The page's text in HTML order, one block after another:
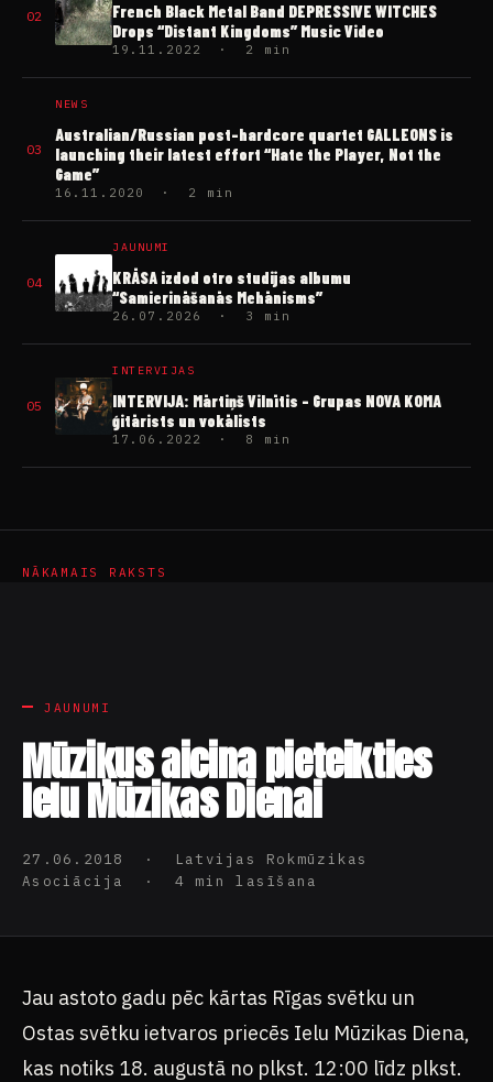
02
French Black Metal Band DEPRESSIVE WITCHES
Drops “Distant Kingdoms” Music Video
19.11.2022 · 2 min
03
NEWS
Australian/Russian post-hardcore quartet GALLEONS is
launching their latest effort “Hate the Player, Not the
Game”
16.11.2020 · 2 min
04
JAUNUMI
KRĀSA izdod otro studijas albumu
“Samierināšanās Mehānisms”
26.07.2026 · 3 min
05
INTERVIJAS
INTERVIJA: Mārtiņš Vilnītis – Grupas NOVA KOMA
ģitārists un vokālists
17.06.2022 · 8 min
NĀKAMAIS RAKSTS
JAUNUMI
Mūziķus aicina pieteikties
Ielu Mūzikas Dienai
27.06.2018 · Latvijas Rokmūzikas
Asociācija · 4 min lasīšana
Jau astoto gadu pēc kārtas Rīgas svētku un
Ostas svētku ietvaros priecēs Ielu Mūzikas Diena,
kas notiks 18. augustā no plkst. 12:00 līdz plkst.